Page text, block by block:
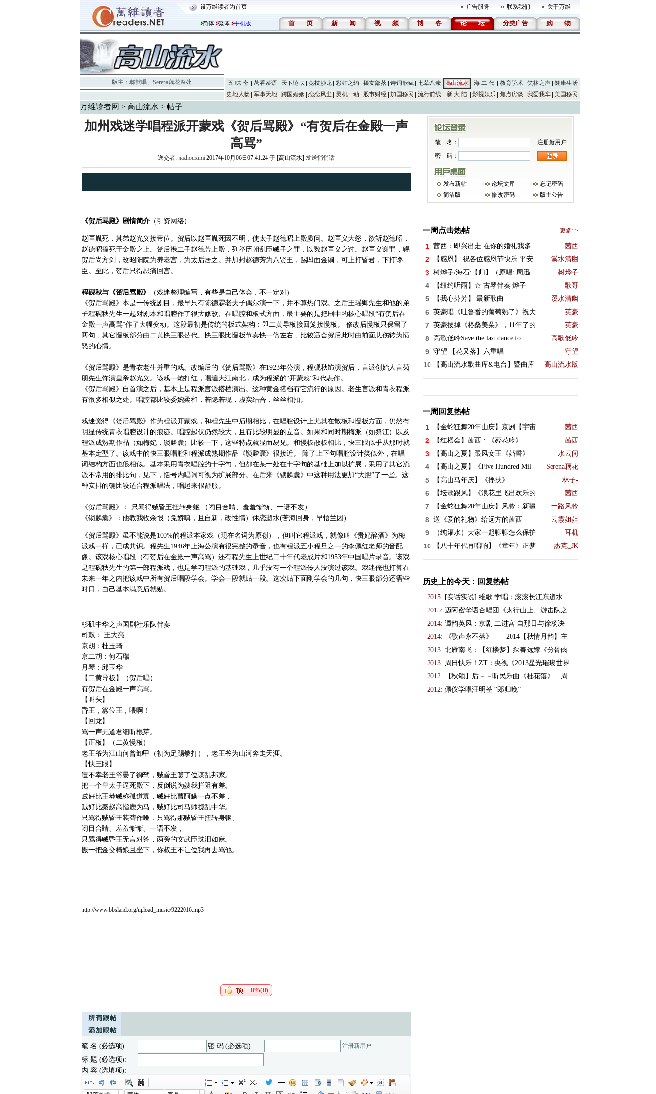
设万维读者为首页 广告服务 联系我们 关于万维
简体 繁体 手机版 首 页 新 闻 视 频 博 客 论 坛 分类广告 购 物
版主： 郝就唱、 Serena藕花深处 五 味 斋 茗香茶语 天下论坛 竞技沙龙 彩虹之约 摄友部落 诗词歌赋 七荤八素 高山流水 海 二 代 教育学术 笑林之声
健康生活
史地人物
军事天地 跨国婚姻 恋恋风尘 灵机一动 股市财经 加国移民 流行前线 新 大 陆 影视娱乐 焦点房谈 我爱我车 美国移民
万维读者网 > 高山流水 > 帖子
加州戏迷学唱程派开蒙戏《贺后骂殿》“有贺后在金殿一声
高骂”
送交者: jiazhouximi2017年10月06日07:41:24 于 [高山流水] 发送悄悄话
《贺后骂殿》剧情简介（引资网络）
赵匡胤死，其弟赵光义接帝位。贺后以赵匡胤死因不明，使太子赵德昭上殿质问。赵匡义大怒，欲斩赵德昭，
赵德昭撞死于金殿之上。贺后携二子赵德芳上殿，列举历朝乱臣贼子之罪，以数赵匡义之过。赵匡义谢罪，赐
贺后尚方剑，改昭阳院为养老宫，为太后居之。并加封赵德芳为八贤王，赐凹面金锏，可上打昏君，下打谗
臣。至此，贺后只得忍痛回宫。
程砚秋与《贺后骂殿》
（戏迷整理编写，有些是自己体会，不一定对）
《贺后骂殿》本是一传统剧目，最早只有陈德霖老夫子偶尔演一下，并不算热门戏。之后王瑶卿先生和他的弟
子程砚秋先生一起对剧本和唱腔作了很大修改。在唱腔和板式方面，最主要的是把剧中的核心唱段“有贺后在
金殿一声高骂”作了大幅变动。这段最初是传统的板式架构：即二黄导板接回笼接慢板。 修改后慢板只保留了
两句，其它慢板部分由二黄快三眼替代。快三眼比慢板节奏快一倍左右，比较适合贺后此时由前面悲伤转为愤
怒的心情。
《贺后骂殿》是青衣老生并重的戏。改编后的《贺后骂殿》在1923年公演，程砚秋饰演贺后，言派创始人言菊
朋先生饰演皇帝赵光义。该戏一炮打红，唱遍大江南北，成为程派的“开蒙戏”和代表作。
《贺后骂殿》自首演之后，基本上是程派言派搭档演出。这种黄金搭档有它流行的原因。老生言派和青衣程派
有很多相似之处。唱腔都比较委婉柔和，若隐若现，虚实结合，丝丝相扣。
戏迷觉得《贺后骂殿》作为程派开蒙戏，和程先生中后期相比，在唱腔设计上尤其在散板和慢板方面，仍然有
明显传统青衣唱腔设计的痕迹。唱腔起伏仍然较大，且有比较明显的立音。如果和同时期梅派（如祭江）以及
程派成熟期作品（如梅妃，锁麟囊）比较一下，这些特点就显而易见。和慢板散板相比，快三眼似乎从那时就
基本定型了。该戏中的快三眼唱腔和程派成熟期作品《锁麟囊》很接近。 除了上下句唱腔设计类似外，在唱
词结构方面也很相似。基本采用青衣唱腔的十字句，但都在某一处在十字句的基础上加以扩展，采用了其它流
派不常用的排比句，见下，括号内唱词可视为扩展部分。在后来《锁麟囊》中这种用法更加“大胆”了一些。这
种安排的确比较适合程派唱法，唱起来很舒服。
《贺后骂殿》： 只骂得贼昏王扭转身躯 （闭目合睛、羞羞惭惭、一语不发）
《锁麟囊》：他教我收余恨（免娇嗔，且自新，改性情）休恋逝水(苦海回身，早悟兰因)
《贺后骂殿》虽不能说是100%的程派本家戏（现在名词为原创），但叫它程派戏，就像叫《贵妃醉酒》为梅
派戏一样，已成共识。程先生1946年上海公演有很完整的录音，也有程派五小程旦之一的李佩红老师的音配
像。该戏核心唱段（有贺后在金殿一声高骂）还有程先生上世纪二十年代老成片和1953年中国唱片录音。该戏
是程砚秋先生的第一部程派戏，也是学习程派的基础戏，几乎没有一个程派传人没演过该戏。戏迷俺也打算在
未来一年之内把该戏中所有贺后唱段学会。学会一段就贴一段。这次贴下面刚学会的几句，快三眼部分还需些
时日，自己基本满意后就贴。
杉矶中华之声国剧社乐队伴奏
司鼓： 王大亮
京胡：杜玉琦
京二胡：何石瑞
月琴：邱玉华
【二黄导板】（贺后唱）
有贺后在金殿一声高骂。
【叫头】
昏王，篡位王，喂啊！
【回龙】
骂一声无道君细听根芽。
【正板】（二黄慢板）
老王爷为江山何曾卸甲（初为足踢拳打），老王爷为山河奔走天涯。
【快三眼】
遭不幸老王爷晏了御驾，贼昏王篡了位谋乱邦家。
把一个皇太子逼死殿下，反倒说为嫂我拦阻有差。
贼好比王莽贼称孤道寡，贼好比曹阿瞒一点不差，
贼好比秦赵高指鹿为马，贼好比司马师搅乱中华。
只骂得贼昏王装聋作哑，只骂得那贼昏王扭转身躯、
闭目合睛、羞羞惭惭、一语不发，
只骂得贼昏王无言对答，两旁的文武臣珠泪如麻。
搬一把金交椅娘且坐下，你叔王不让位我再去骂他。
http://www.bbsland.org/upload_music/9222016.mp3
0%(0)
笔 名 (必选项): 密 码 (必选项): 注册新用户
标 题 (必选项):
内 容 (选填项):
笔 名：
注册新用户
密 码：
发布新帖 论坛文库
忘记密码
简洁版
修改密码 版主公告
一周点击热帖 更多>>
1 茜西：即兴出走 在你的婚礼我多 茜西
2 【感恩】 祝各位感恩节快乐 平安 溪水清幽
3 树烨子/海石:【归】（原唱: 周迅 树烨子
4 【纽约听雨】☆ 古琴伴奏 烨子 歌哥
5 【我心芬芳】 最新歌曲 溪水清幽
6 英豪唱《吐鲁番的葡萄熟了》祝大 英豪
7 英豪拔掉《格桑美朵》，11年了的 英豪
8 高歌低吟Save the last dance fo 高歌低吟
9 守望 【花又落】六重唱 守望
10 【高山流水歌曲库&电台】暨曲库 高山流水版
一周回复热帖
1 【金蛇狂舞20年山庆】京剧【宇宙 茜西
2 【红楼会】茜西：《葬花吟》 茜西
3 【高山之夏】跟风女王《婚誓》 水云间
4 【高山之夏】《Five Hundred Mil Serena藕花
5 【高山马年庆】《搀扶》 林子-
6 【坛歌跟风】《浪花里飞出欢乐的 茜西
7 【金蛇狂舞20年山庆】风铃：新疆 一路风铃
8 送《爱的礼物》给远方的茜西 云霞姐姐
9 （纯灌水）大家一起聊聊怎么保护 耳机
10 【八十年代再唱响】《童年》正梦 杰克_JK
历史上的今天：回复热帖
2015: [实话实说] 维歌 学唱：滚滚长江东逝水
2015: 迈阿密华语合唱团《太行山上、游击队之
2014: 谭韵英风：京剧 二进宫 自那日与徐杨决
2014:
《歌声永不落》——2014【秋情月韵】主
2013: 北雁南飞：【红楼梦】探春远嫁《分骨肉
2013: 周日快乐！ZT：央视《2013星光璀璨世界
2012:
【秋颂】后－－听民乐曲《桂花落》 周
2012: 佩仪学唱汪明荃 “郎归晚”